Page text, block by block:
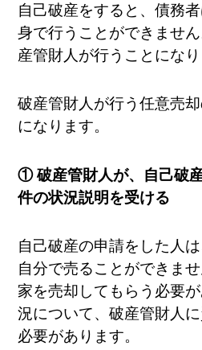
自己破産をすると、債務
身で行うことができませ
産管財人が行うことになり
破産管財人が行う任意売
になります。
① 破産管財人が、自己破
件の状況説明を受ける
自己破産の申請をした人
自分で売ることができま
家を売却してもらう必要
況について、破産管財人
必要があります。